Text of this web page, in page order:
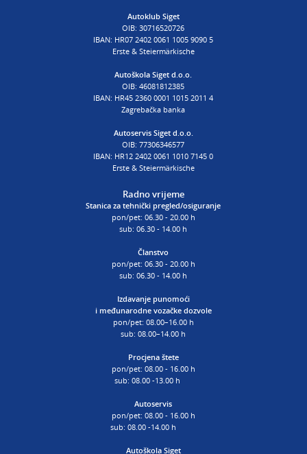
poslovnica Siget
Autoklub Siget
OIB: 30716520726
IBAN: HR07 2402 0061 1005 9090 5
Erste & Steiermärkische
Autoškola Siget d.o.o.
OIB: 46081812385
IBAN: HR45 2360 0001 1015 2011 4
Zagrebačka banka
Autoservis Siget d.o.o.
OIB: 77306346577
IBAN: HR12 2402 0061 1010 7145 0
Erste & Steiermärkische
Radno vrijeme
Stanica za tehnički pregled/osiguranje
pon/pet: 06.30 - 20.00 h
sub: 06.30 - 14.00 h
Članstvo
pon/pet: 06.30 - 20.00 h
sub: 06.30 - 14.00 h
Izdavanje punomoći
imeđunarodne vozačke dozvole
pon/pet: 08.00–16.00 h
sub: 08.00–14.00 h
Procjena štete
pon/pet: 08.00 - 16.00 h
sub: 08.00 -13.00 h
Autoservis
pon/pet: 08.00 - 16.00 h
sub: 08.00 -14.00 h
Autoškola Siget